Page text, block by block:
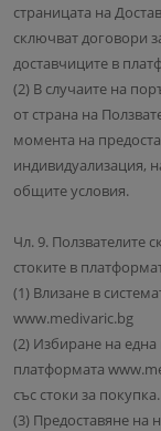
страницата на
сключват договори
доставчиците в
(2) В случаите на
от страна на
момента на
индивидуализация,
общите условия.
Чл. 9. Ползвателите
стоките в
(1) Влизане в
www.medivaric.bg
(2) Избиране на една
платформата
със стоки за покупка.
(3) Предоставяне на